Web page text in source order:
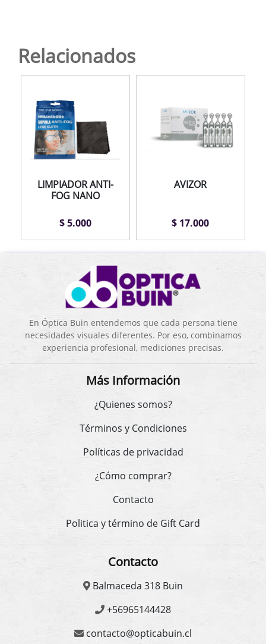
Relacionados
LIMPIADOR ANTI-
FOG NANO
$ 5.000
AVIZOR
$ 17.000
En Óptica Buin entendemos que cada persona tiene
necesidades visuales diferentes. Por eso, combinamos
experiencia profesional, mediciones precisas.
Más Información
¿Quienes somos?
Términos y Condiciones
Políticas de privacidad
¿Cómo comprar?
Contacto
Politica y término de Gift Card
Contacto
Balmaceda 318 Buin
+56965144428
contacto@opticabuin.cl